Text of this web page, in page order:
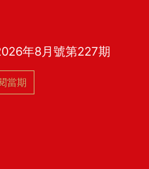
年8月號第227期
當期